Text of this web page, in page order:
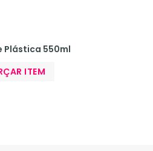
Plástica 550ml
ITEM